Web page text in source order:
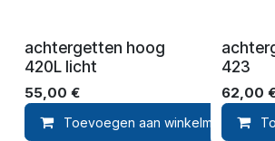
achtergetten hoog
420L licht
55,00 €
Toevoegen aan winkelmandje
423
62,00